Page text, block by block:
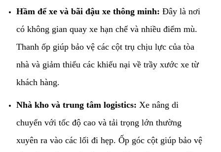
Hầm để xe và bãi đậu xe thông minh: Đây là nơi
có không gian quay xe hạn chế và nhiều điểm mù.
Thanh ốp giúp bảo vệ các cột trụ chịu lực của tòa
nhà và giảm thiểu các khiếu nại về trầy xước xe từ
khách hàng.
Nhà kho và trung tâm logistics: Xe nâng di
chuyển với tốc độ cao và tải trọng lớn thường
xuyên ra vào các lối đi hẹp. Ốp góc cột giúp bảo vệ